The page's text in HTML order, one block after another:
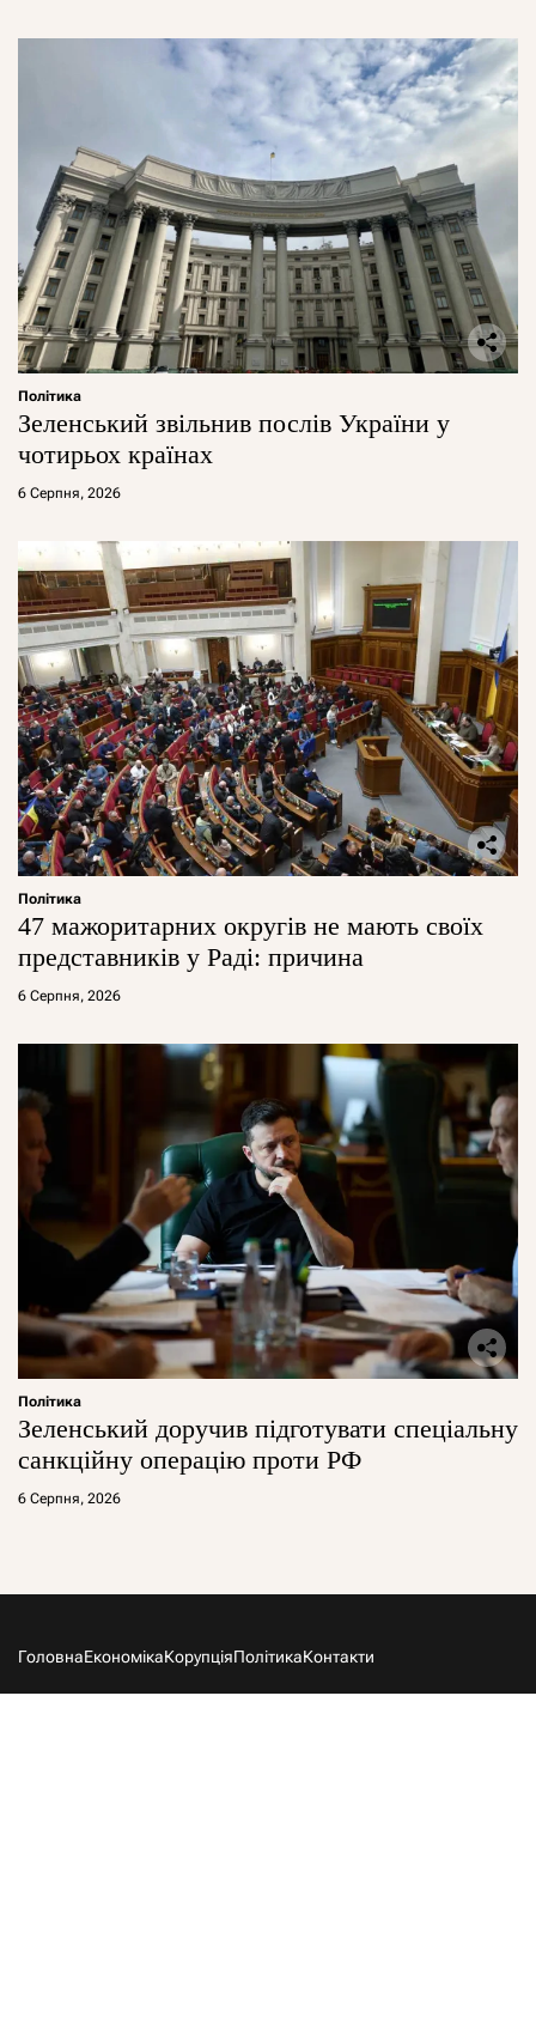
Політика
Зеленський звільнив послів України у
чотирьох країнах
6 Серпня, 2026
Політика
47 мажоритарних округів не мають своїх
представників у Раді: причина
6 Серпня, 2026
Політика
Зеленський доручив підготувати спеціальну
санкційну операцію проти РФ
6 Серпня, 2026
ГоловнаЕкономікаКорупціяПолітикаКонтакти